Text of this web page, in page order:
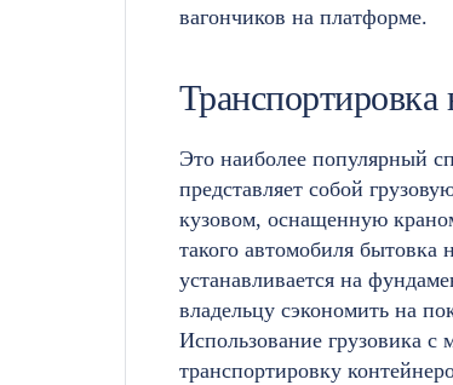
вагончиков на платформе.
Транспортировка
Это наиболее популярный
представляет собой
кузовом, оснащенную
такого автомобиля бытовка
устанавливается на
владельцу сэкономить на
Использование грузовика с
транспортировку